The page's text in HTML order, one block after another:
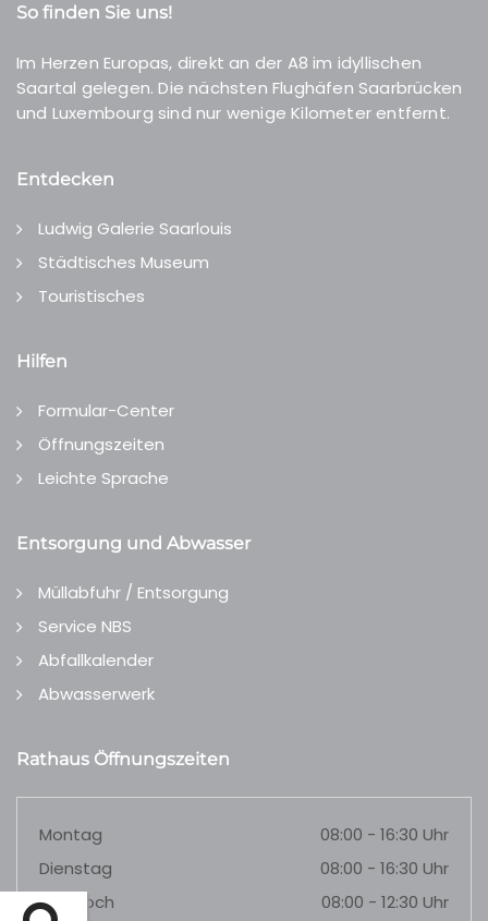
So finden Sie uns!
Im Herzen Europas, direkt an der A8 im idyllischen
Saartal gelegen. Die nächsten Flughäfen Saarbrücken
und Luxembourg sind nur wenige Kilometer entfernt.
Entdecken
Ludwig Galerie Saarlouis
Städtisches Museum
Touristisches
Hilfen
Formular-Center
Öffnungszeiten
Leichte Sprache
Entsorgung und Abwasser
Müllabfuhr / Entsorgung
Service NBS
Abfallkalender
Abwasserwerk
Rathaus Öffnungszeiten
Montag
08:00 - 16:30 Uhr
Dienstag
08:00 - 16:30 Uhr
Mittwoch
08:00 - 12:30 Uhr